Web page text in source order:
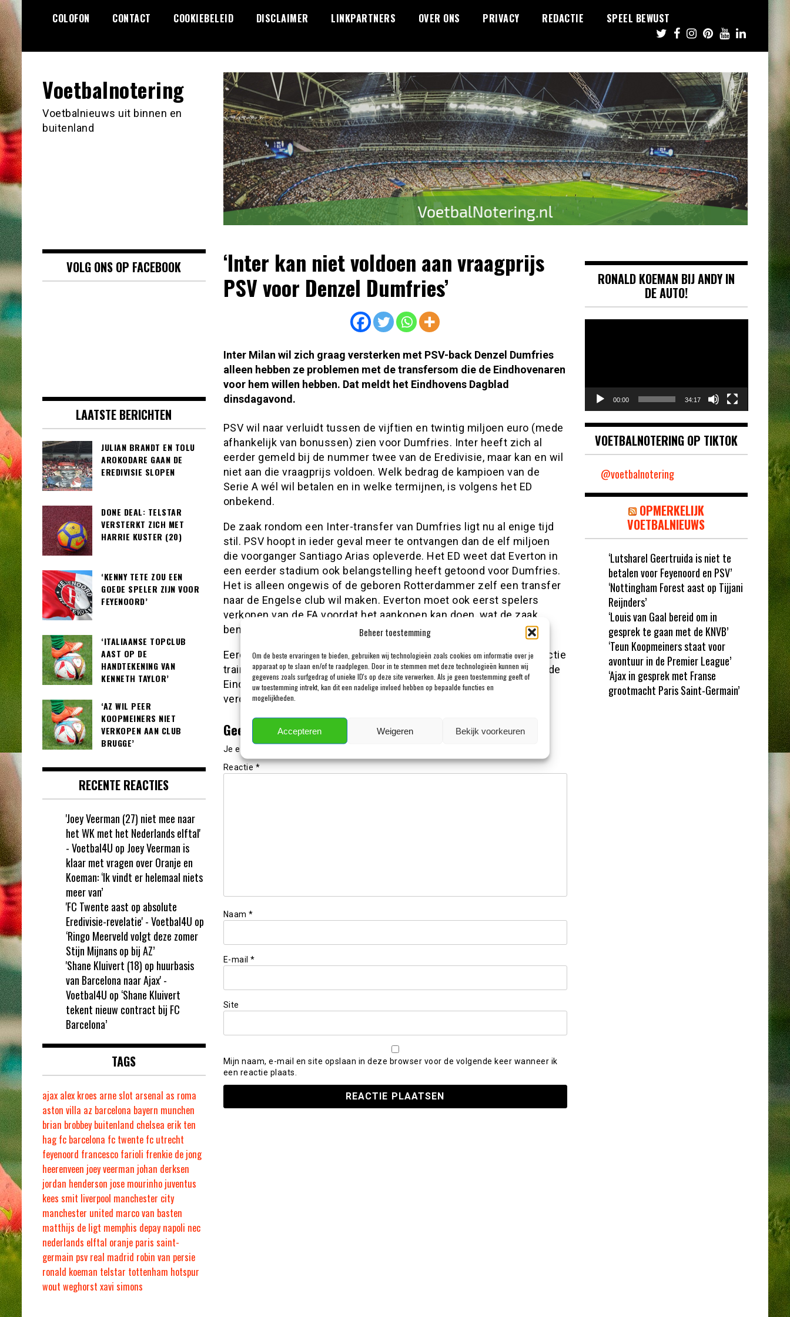
Beheer toestemming
Om de beste ervaringen te bieden, gebruiken wij technologieën zoals cookies om informatie over je
apparaat op te slaan en/of te raadplegen. Door in te stemmen met deze technologieën kunnen wij
gegevens zoals surfgedrag of unieke ID's op deze site verwerken. Als je geen toestemming geeft of
uw toestemming intrekt, kan dit een nadelige invloed hebben op bepaalde functies en
mogelijkheden.
Accepteren Weigeren Bekijk voorkeuren
inhoud
COLOFON CONTACT COOKIEBELEID DISCLAIMER LINKPARTNERS OVER ONS PRIVACY REDACTIE SPEEL BEWUST
Voetbalnotering
Voetbalnieuws uit binnen en
buitenland
‘Inter kan niet voldoen aan vraagprijs
PSV voor Denzel Dumfries’
Inter Milan wil zich graag versterken met PSV-back Denzel Dumfries
alleen hebben ze problemen met de transfersom die de Eindhovenaren
voor hem willen hebben. Dat meldt het Eindhovens Dagblad
dinsdagavond.
PSV wil naar verluidt tussen de vijftien en twintig miljoen euro (mede
afhankelijk van bonussen) zien voor Dumfries. Inter heeft zich al
eerder gemeld bij de nummer twee van de Eredivisie, maar kan en wil
niet aan die vraagprijs voldoen. Welk bedrag de kampioen van de
Serie A wél wil betalen en in welke termijnen, is volgens het ED
onbekend.
De zaak rondom een Inter-transfer van Dumfries ligt nu al enige tijd
stil. PSV hoopt in ieder geval meer te ontvangen dan de elf miljoen
die voorganger Santiago Arias opleverde. Het ED weet dat Everton in
een eerder stadium ook belangstelling heeft getoond voor Dumfries.
Het is alleen ongewis of de geboren Rotterdammer zelf een transfer
naar de Engelse club wil maken. Everton moet ook eerst spelers
verkopen van de FA voordat het aankopen kan doen, wat de zaak
bemoeilijkt.
Eerder werd bekend dat Dumfries voorlopig apart van de PSV-selectie
traint. De aanvoerder van vorig seizoen wil de groepsdynamiek bij de
Eindhovenaren niet verstoren. Als het perspectief op een transfer
verdwijnt, zal Dumfries de groepstraining weer hervatten.
Geef een reactie
Je e-mailadres wordt niet gepubliceerd.
Reactie*
Naam *
E-mail *
Site
Mijn naam, e-mail en site opslaan in deze browser voor de volgende keer wanneer ik
een reactie plaats.
VOLG ONS OP FACEBOOK
LAATSTE BERICHTEN
JULIAN BRANDT EN TOLU
AROKODARE GAAN DE
EREDIVISIE SLOPEN
DONE DEAL: TELSTAR
VERSTERKT ZICH MET
HARRIE KUSTER (20)
‘KENNY TETE ZOU EEN
GOEDE SPELER ZIJN VOOR
FEYENOORD’
‘ITALIAANSE TOPCLUB
AAST OP DE
HANDTEKENING VAN
KENNETH TAYLOR’
‘AZ WIL PEER
KOOPMEINERS NIET
VERKOPEN AAN CLUB
BRUGGE’
RECENTE REACTIES
'Joey Veerman (27) niet mee naar
het WK met het Nederlands elftal'
- Voetbal4U op Joey Veerman is
klaar met vragen over Oranje en
Koeman: ‘Ik vindt er helemaal niets
meer van’
'FC Twente aast op absolute
Eredivisie-revelatie' - Voetbal4U op
‘Ringo Meerveld volgt deze zomer
Stijn Mijnans op bij AZ’
'Shane Kluivert (18) op huurbasis
van Barcelona naar Ajax' -
Voetbal4U op ‘Shane Kluivert
tekent nieuw contract bij FC
Barcelona’
TAGS
ajax alex kroes arne slot arsenal as roma
aston villa az barcelona bayern munchen
brian brobbey buitenland chelsea erik ten
hag fc barcelona fc twente fc utrecht
feyenoord francesco farioli frenkie de jong
heerenveen joey veerman johan derksen
jordan henderson jose mourinho juventus
kees smit liverpool manchester city
manchester united marco van basten
matthijs de ligt memphis depay napoli nec
nederlands elftal oranje paris saint-
germain psv real madrid robin van persie
ronald koeman telstar tottenham hotspur
wout weghorst xavi simons
RONALD KOEMAN BIJ ANDY IN
DE AUTO!
00:00 34:17
VOETBALNOTERING OP TIKTOK
@voetbalnotering
OPMERKELIJK
VOETBALNIEUWS
‘Lutsharel Geertruida is niet te
betalen voor Feyenoord en PSV’
‘Nottingham Forest aast op Tijjani
Reijnders’
‘Louis van Gaal bereid om in
gesprek te gaan met de KNVB’
‘Teun Koopmeiners staat voor
avontuur in de Premier League’
‘Ajax in gesprek met Franse
grootmacht Paris Saint-Germain’